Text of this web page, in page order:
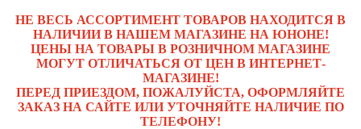
НЕ ВЕСЬ АССОРТИМЕНТ ТОВАРОВ НАХОДИТСЯ В
НАЛИЧИИ В НАШЕМ МАГАЗИНЕ НА ЮНОНЕ!
ЦЕНЫ НА ТОВАРЫ В РОЗНИЧНОМ МАГАЗИНЕ
МОГУТ ОТЛИЧАТЬСЯ ОТ ЦЕН В ИНТЕРНЕТ-
МАГАЗИНЕ!
ПЕРЕД ПРИЕЗДОМ, ПОЖАЛУЙСТА, ОФОРМЛЯЙТЕ
ЗАКАЗ НА САЙТЕ ИЛИ УТОЧНЯЙТЕ НАЛИЧИЕ ПО
ТЕЛЕФОНУ!